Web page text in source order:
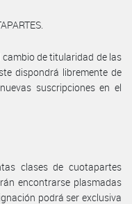
cambio de titularidad de las
dispondrá libremente de
suscripciones en el
clases de cuotapartes
encontrarse plasmadas
podrá ser exclusiva